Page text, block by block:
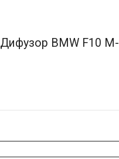
Дифузор BMW F10 M-